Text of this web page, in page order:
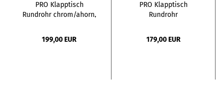
PRO Klapptisch
Rundrohr chrom/ahorn,
199,00 EUR
PRO Klapptisch
Rundrohr
179,00 EUR